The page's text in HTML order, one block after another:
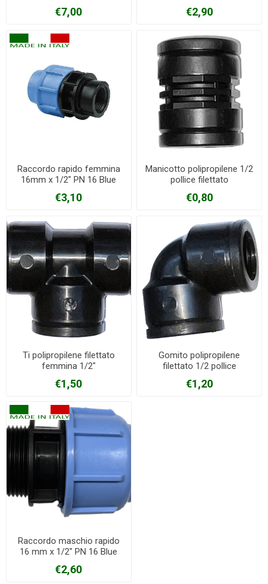
€7,00 €2,90
Raccordo rapido femmina
16mm x 1/2" PN 16 Blue
€3,10
Manicotto polipropilene 1/2
pollice filettato
€0,80
Ti polipropilene filettato
femmina 1/2"
€1,50
Gomito polipropilene
filettato 1/2 pollice
€1,20
Raccordo maschio rapido
16 mm x 1/2" PN 16 Blue
€2,60